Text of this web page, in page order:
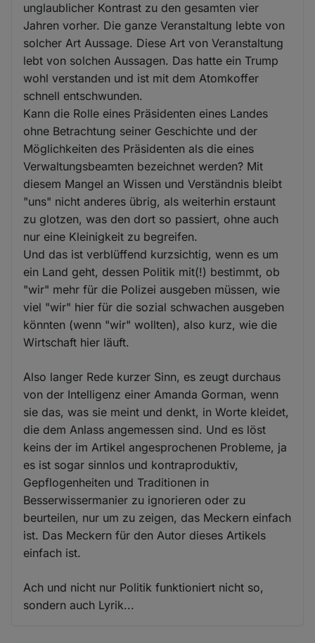
unglaublicher Kontrast zu den gesamten vier
Jahren vorher. Die ganze Veranstaltung lebte von
solcher Art Aussage. Diese Art von Veranstaltung
lebt von solchen Aussagen. Das hatte ein Trump
wohl verstanden und ist mit dem Atomkoffer
schnell entschwunden.
Kann die Rolle eines Präsidenten eines Landes
ohne Betrachtung seiner Geschichte und der
Möglichkeiten des Präsidenten als die eines
Verwaltungsbeamten bezeichnet werden? Mit
diesem Mangel an Wissen und Verständnis bleibt
"uns" nicht anderes übrig, als weiterhin erstaunt
zu glotzen, was den dort so passiert, ohne auch
nur eine Kleinigkeit zu begreifen.
Und das ist verblüffend kurzsichtig, wenn es um
ein Land geht, dessen Politik mit(!) bestimmt, ob
"wir" mehr für die Polizei ausgeben müssen, wie
viel "wir" hier für die sozial schwachen ausgeben
könnten (wenn "wir" wollten), also kurz, wie die
Wirtschaft hier läuft.
Also langer Rede kurzer Sinn, es zeugt durchaus
von der Intelligenz einer Amanda Gorman, wenn
sie das, was sie meint und denkt, in Worte kleidet,
die dem Anlass angemessen sind. Und es löst
keins der im Artikel angesprochenen Probleme, ja
es ist sogar sinnlos und kontraproduktiv,
Gepflogenheiten und Traditionen in
Besserwissermanier zu ignorieren oder zu
beurteilen, nur um zu zeigen, das Meckern einfach
ist. Das Meckern für den Autor dieses Artikels
einfach ist.
Ach und nicht nur Politik funktioniert nicht so,
sondern auch Lyrik...